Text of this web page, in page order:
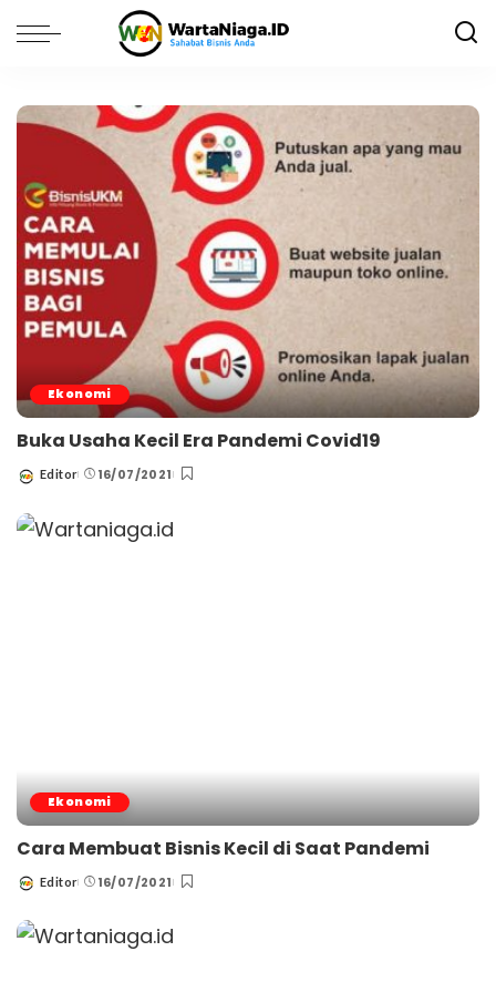
Ekonomi
Buka Usaha Kecil Era Pandemi Covid19
Posted
Editor 16/07/2021
Ekonomi
Cara Membuat Bisnis Kecil di Saat Pandemi
Posted
Editor 16/07/2021